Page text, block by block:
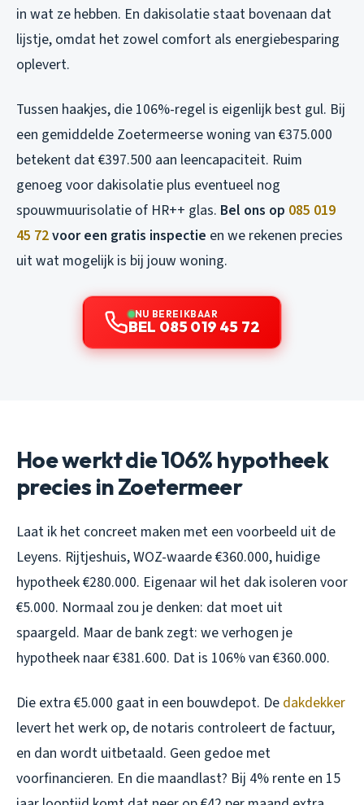
in wat ze hebben. En dakisolatie staat bovenaan dat
lijstje, omdat het zowel comfort als energiebesparing
oplevert.
Tussen haakjes, die 106%-regel is eigenlijk best gul. Bij
een gemiddelde Zoetermeerse woning van €375.000
betekent dat €397.500 aan leencapaciteit. Ruim
genoeg voor dakisolatie plus eventueel nog
spouwmuurisolatie of HR++ glas. Bel ons op 085 019
45 72voor een gratis inspectie en we rekenen precies
uit wat mogelijk is bij jouw woning.
NU BEREIKBAAR
BEL 085 019 45 72
Hoe werkt die 106% hypotheek
precies in Zoetermeer
Laat ik het concreet maken met een voorbeeld uit de
Leyens. Rijtjeshuis, WOZ-waarde €360.000, huidige
hypotheek €280.000. Eigenaar wil het dak isoleren voor
€5.000. Normaal zou je denken: dat moet uit
spaargeld. Maar de bank zegt: we verhogen je
hypotheek naar €381.600. Dat is 106% van €360.000.
Die extra €5.000 gaat in een bouwdepot. De dakdekker
levert het werk op, de notaris controleert de factuur,
en dan wordt uitbetaald. Geen gedoe met
voorfinancieren. En die maandlast? Bij 4% rente en 15